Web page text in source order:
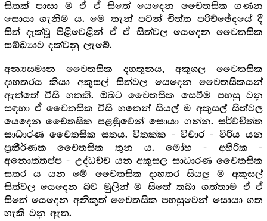
සිතක් පාසා ම ඒ ඒ සිතේ යෙදෙන චෛතසික ගණන
සොයා ගැනීම ය. මෙ තැන් පටන් චිත්ත පරිච්ඡේදයේ දී
සිත් දැක්වූ පිළිවෙළින් ඒ ඒ සිත්වල යෙදෙන චෛතසික
සඞ්ඛ්‍යාව දක්වනු ලැබේ.
අන්‍යසමාන චෛතසික දහතුනය, අකුශල චෛතසික
දාහතරය කියා අකුසල් සිත්වල යෙදෙන චෛතසිකයන්
ඇත්තේ විසි හතකි. ඔබට චෛතසික සෙවීම පහසු වනු
සඳහා ඒ චෛතසික විසි හතෙන් සියල් ම අකුසල් සිත්වල
යෙදෙන චෛතසික පළමුවෙන් සොයා ගන්න. සර්වචිත්ත
සාධාරණ චෛතසික සතය. විතක්ක - විචාර - විරිය යන
ප්‍ර‍කීර්ණක චෛතසික තුන ය. මෝහ - අහිරික -
අනොත්තප්ප - උද්ධච්ච යන අකුසල සාධාරණ චෛතසික
සතර ය යන මේ චෛතසික දාහතර සියලු ම අකුසල්
සිත්වල යෙදෙන බව මුලින් ම සිතේ තබා ගත්තාම ඒ ඒ
සිතේ යෙදෙන අනිකුත් චෛතසික පහසුවෙන් සොයා ගත
හැකි වනු ඇත.